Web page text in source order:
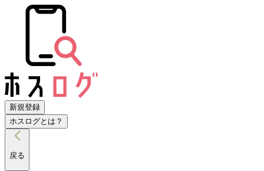
新規登録
ホスログとは？
戻る